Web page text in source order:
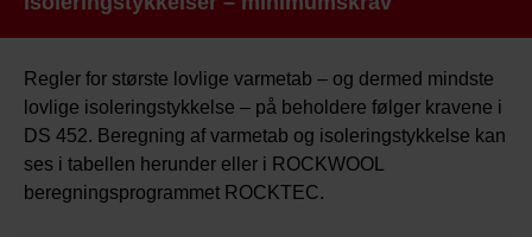
ourPrivacy Statement , including which specific ROCKWOOL
company that is data controller of your personal data.
Regler for største lovlige varmetab – og dermed mindste
lovlige isoleringstykkelse – på beholdere følger kravene i
DS 452. Beregning af varmetab og isoleringstykkelse kan
ses i tabellen herunder eller i ROCKWOOL
beregningsprogrammet ROCKTEC.